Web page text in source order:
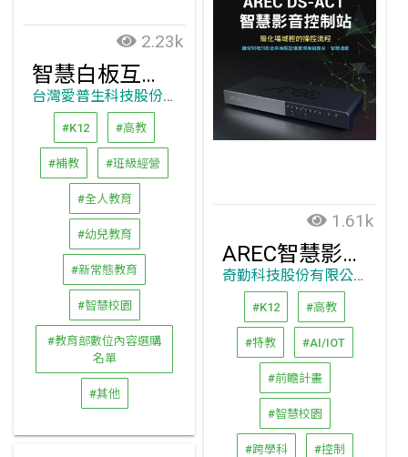
2.23k
智慧白板互動投影教學方案
台灣愛普生科技股份有限公司
#K12 #高教
#補教 #班級經營
#全人教育
#幼兒教育
#新常態教育
#智慧校園
#教育部數位內容選購
名單
#其他
1.61k
AREC智慧影音控制解決方案
奇勤科技股份有限公司
#K12 #高教
#特教 #AI/IOT
#前瞻計畫
#智慧校園
#跨學科 #控制